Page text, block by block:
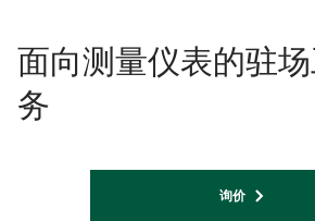
面向测量仪表的驻
务
询价